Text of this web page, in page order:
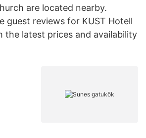
are located nearby.
guest reviews for KUST Hotell
the latest prices and availability